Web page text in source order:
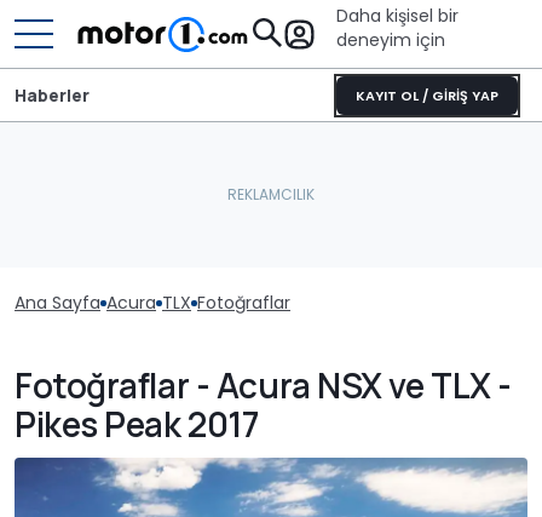
Daha kişisel bir
deneyim için
KAYIT OL / GİRİŞ YAP
Haberler
Ana Sayfa Acura TLX Fotoğraflar
Fotoğraflar - Acura NSX ve TLX -
Pikes Peak 2017